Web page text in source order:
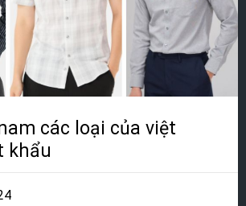
các loại của việt
khẩu